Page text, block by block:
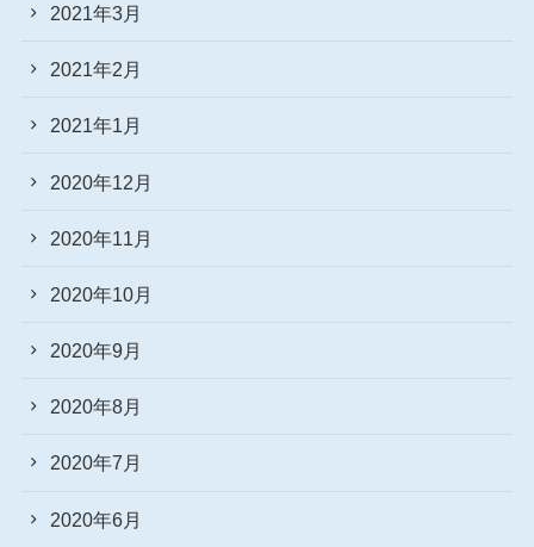
2021年3月
2021年2月
2021年1月
2020年12月
2020年11月
2020年10月
2020年9月
2020年8月
2020年7月
2020年6月